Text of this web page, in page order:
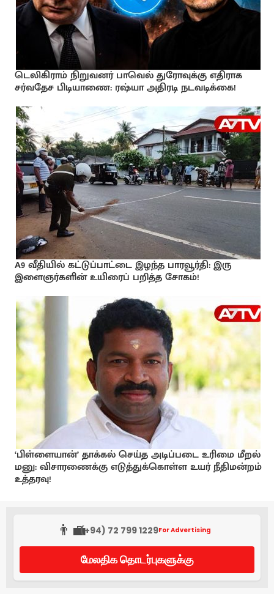
டெலிகிராம் நிறுவனர் பாவெல் துரோவுக்கு எதிராக
சர்வதேச பிடியாணை: ரஷ்யா அதிரடி நடவடிக்கை!
A9 வீதியில் கட்டுப்பாட்டை இழந்த பாரவூர்தி: இரு
இளைஞர்களின் உயிரைப் பறித்த சோகம்!
‘பிள்ளையான்’ தாக்கல் செய்த அடிப்படை உரிமை மீறல்
மனு: விசாரணைக்கு எடுத்துக்கொள்ள உயர் நீதிமன்றம்
உத்தரவு!
👨‍💼(+94) 72 799 1229For Advertising
மேலதிக தொடர்புகளுக்கு